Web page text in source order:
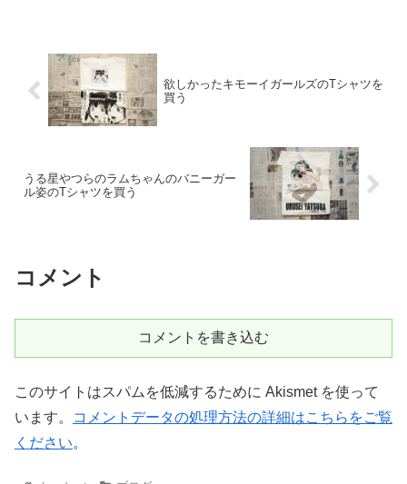
欲しかったキモーイガールズのTシャツを
買う
うる星やつらのラムちゃんのバニーガー
ル姿のTシャツを買う
コメント
コメントを書き込む
このサイトはスパムを低減するために Akismet を使って
います。
コメントデータの処理方法の詳細はこちらをご覧
ください。